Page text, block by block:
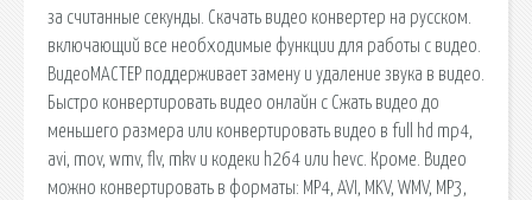
за считанные секунды. Скачать видео конвертер на русском.
включающий все необходимые функции для работы с видео.
ВидеоМАСТЕР поддерживает замену и удаление звука в видео.
Быстро конвертировать видео онлайн с Сжать видео до
меньшего размера или конвертировать видео в full hd mp4,
avi, mov, wmv, flv, mkv и кодеки h264 или hevc. Кроме. Видео
можно конвертировать в форматы: MP4, AVI, MKV, WMV, MP3,